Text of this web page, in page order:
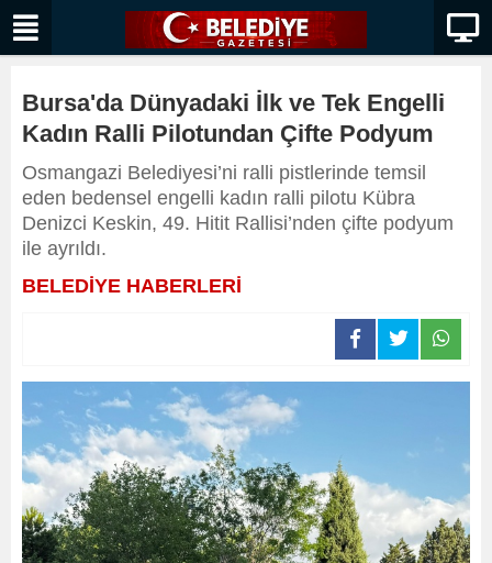
Bursa'da Dünyadaki İlk ve Tek Engelli
Kadın Ralli Pilotundan Çifte Podyum
Osmangazi Belediyesi’ni ralli pistlerinde temsil
eden bedensel engelli kadın ralli pilotu Kübra
Denizci Keskin, 49. Hitit Rallisi’nden çifte podyum
ile ayrıldı.
BELEDİYE HABERLERİ